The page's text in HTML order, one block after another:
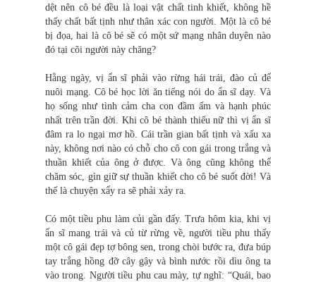
dệt nên cô bé đều là loại vật chất tinh khiết, không hề
thấy chất bất tịnh như thân xác con người. Một là cô bé
bị đọa, hai là cô bé sẽ có một sứ mạng nhân duyên nào
đó tại cõi người này chăng?
Hằng ngày, vị ẩn sĩ phải vào rừng hái trái, đào củ để
nuôi mạng. Cô bé học lời ăn tiếng nói do ẩn sĩ dạy. Và
họ sống như tình cảm cha con đầm ấm và hạnh phúc
nhất trên trần đời. Khi cô bé thành thiếu nữ thì vị ẩn sĩ
đâm ra lo ngại mơ hồ. Cái trần gian bất tịnh và xấu xa
này, không nơi nào có chỗ cho cô con gái trong trắng và
thuần khiết của ông ở được. Và ông cũng không thể
chăm sóc, gìn giữ sự thuần khiết cho cô bé suốt đời! Và
thế là chuyện xẩy ra sẽ phải xảy ra.
Có một tiều phu làm củi gần đấy. Trưa hôm kia, khi vị
ẩn sĩ mang trái và củ từ rừng về, người tiều phu thấy
một cô gái đẹp tợ bông sen, trong chòi bước ra, đưa búp
tay trắng hồng đỡ cây gậy và bình nước rồi dìu ông ta
vào trong. Người tiều phu cau mày, tự nghĩ: “Quái, bao